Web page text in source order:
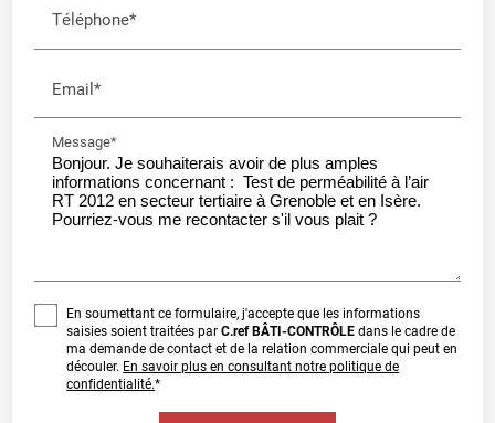
Téléphone*
Email*
Message*
En soumettant ce formulaire, j'accepte que les informations
saisies soient traitées parC.ref BÂTI-CONTRÔLEdans le cadre de
ma demande de contact et de la relation commerciale qui peut en
découler. En savoir plus en consultant notre politique de
confidentialité.*